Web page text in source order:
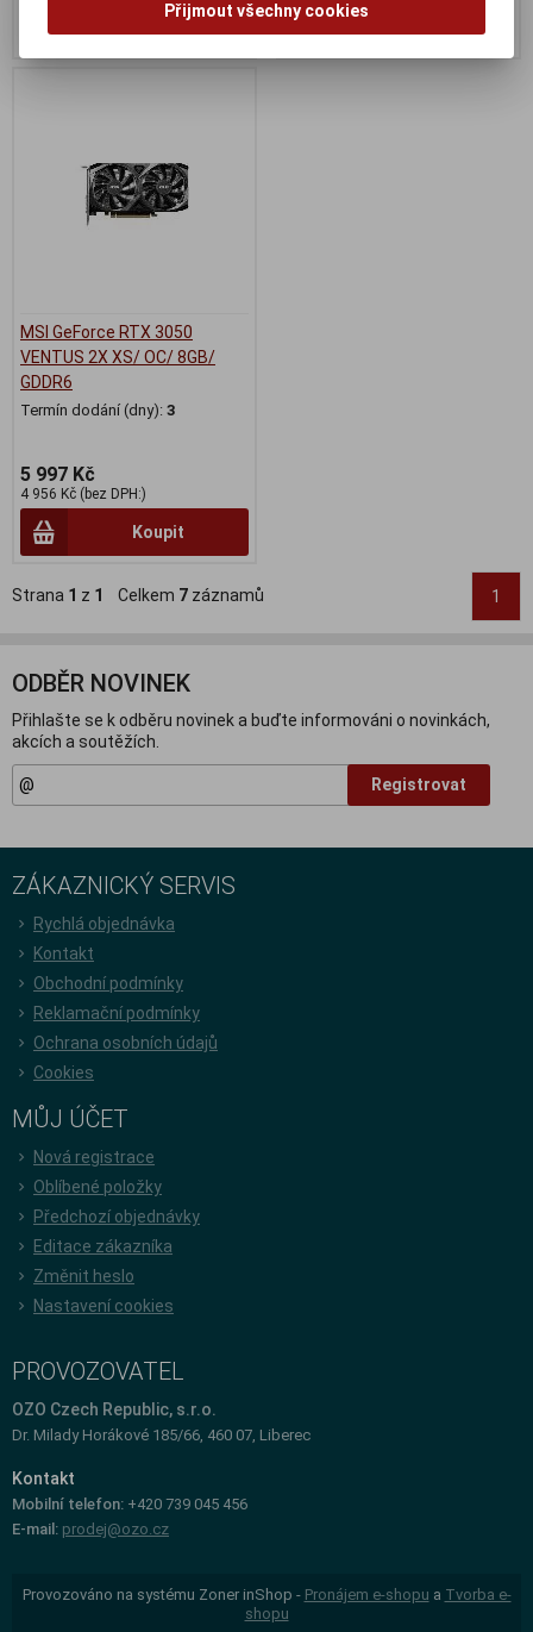
MSI GeForce RTX 3050
VENTUS 2X XS/ OC/ 8GB/
GDDR6
Termín dodání (dny): 3
5 997 Kč
4 956 Kč (bez DPH:)
Koupit
Strana 1 z 1 Celkem 7 záznamů 1
ODBĚR NOVINEK
Přihlašte se k odběru novinek a buďte informováni o novinkách,
akcích a soutěžích.
Registrovat
ZÁKAZNICKÝ SERVIS
Rychlá objednávka
Kontakt
Obchodní podmínky
Reklamační podmínky
Ochrana osobních údajů
Cookies
MŮJ ÚČET
Nová registrace
Oblíbené položky
Předchozí objednávky
Editace zákazníka
Změnit heslo
Nastavení cookies
PROVOZOVATEL
OZO Czech Republic, s.r.o.
Dr. Milady Horákové 185/66, 460 07, Liberec
Kontakt
Mobilní telefon: +420 739 045 456
E-mail: prodej@ozo.cz
Provozováno na systému Zoner inShop - Pronájem e-shopu a Tvorba e-
shopu
Přijmout všechny cookies